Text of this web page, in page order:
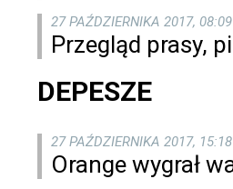
27 PAŹDZIERNIKA 2017, 08:09
Przegląd prasy,
DEPESZE
27 PAŹDZIERNIKA 2017, 15:18
Orange wygrał